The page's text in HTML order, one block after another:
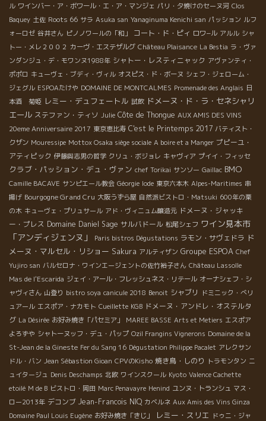
ル ワインバー・ア・ボワール・エ・ア・マンジェ パリ・夕焼けのセーヌ河 Clos
Baquey 土佐 Roots 66 サラ Asuka san Yanaginuma Kenichi san パッション ルフ
ォーロゼ 谷井さん ピノノワールの「和」 コート・ド・ピィ ロワ−ル アルル シャ
トー・メレ２００２ カーヴ・エステザルグ Château Plaisance La Bestia ラ・ヴァ
ンダンジュ・デ・モワンヌ1988年 シャトー・レスティニャック アヴァンティ・
ポポロ キューヴェ・ブディ・ヴィル オスピス・ド・ボーヌ シェフ・ジェローム・
ジェグル ESPOAたけや DOMAINE DE MONTCALMES Promenade des Anglais 日
本酒 菊姫 レミー・デュフェートル 試飲 ドメーヌ・ド・ラ・セネシャリ
エール ステファン・ティソ Julie Côte de Thongue AUX AMIS DES VINS
20eme Anniversaire 2017 東京恵比寿 C'est le Printemps 2017 バティスト・
クザン Mouressipe Mottox Osaka siège sociale A boire et a Manger プピーユ・
アティピック 伊藤與志男の哲学 クリュ・ボジョレ キャヴィア プイイ・フィッセ
クラブ・パッション・デュ・ヴァン chef Torikai サンソー Gaillac BMO
Camille BACAVE サンピエール教会 Géorgie Iode 東京六本木 Alpes-Maritimes 串
揚げ Bourgogne Grand Cru 大阪うずら屋 自然派ビストロ・Matsuki 600年の栗
の木 キューヴェ・プリュサール アド・ヴィニュム醸造元 ドメーヌ・ジャッキ
ー・プレス Domaine Daniel Sage サルバドール 松尾シェフ ワイン見本市
「アンディジェンヌ」
Paris bistros Dégustations ラモン・サヴェドラ ド
メーヌ・マルセル・リショー Sakura アルティザン Groupe ESPOA Chef
Yujiro san バルセロナ・ワインエージェントの佐竹裕子さん Château Lassolle
Mas de l'Escarida ジェイ・アール・フレッシュネス・リテール オーナシェフ・シ
ャヴィさん 山登り bistro soya canicule 2018 Benoit シャブリ
ドミニック・べリ
ュアール エスポア・ナカモト Cueillette KGB ドメーヌ・アンドレ・オステルタ
グ La Désirée お好み焼き「パセミア」 MAREE BASSE Arts et Metiers エスポア
よろずや シャトーヌッフ・デュ・パップ Ozil Frangins Vignerons Domaine de la
St-Jean de la Gineste Fer du Sang 16 Dégustation Philippe Pacalet アレクサン
ドル・バン Jean Sébastion Gioan CPVのKisho 焼き鳥・しのり トラモンタン ニ
ュイタージュ Denis Deschamps 北欧 ワインスクール Kyoto Valence Cachette
etoilé M de B ビストロ・岡田 Marc Penavayre Henind ユンヌ・トランシュ マス・
ロー2013年 デコンブ Jean-Francois NIQ カベルネ Aux Amis des Vins Ginza
Domaine Paul Louis Eugène お好み焼き「きじ」 レミー・スリエ ドゥニ・ジャ